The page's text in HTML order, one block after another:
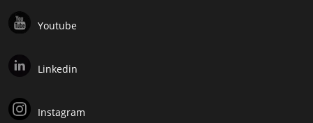
Youtube
Linkedin
Instagram